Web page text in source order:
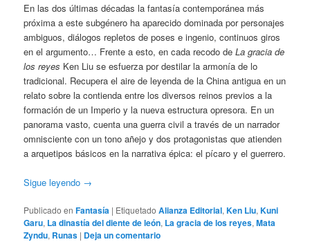
En las dos últimas décadas la fantasía contemporánea más
próxima a este subgénero ha aparecido dominada por personajes
ambiguos, diálogos repletos de poses e ingenio, continuos giros
en el argumento… Frente a esto, en cada recodo deLa gracia de
los reyes Ken Liu se esfuerza por destilar la armonía de lo
tradicional. Recupera el aire de leyenda de la China antigua en un
relato sobre la contienda entre los diversos reinos previos a la
formación de un Imperio y la nueva estructura opresora. En un
panorama vasto, cuenta una guerra civil a través de un narrador
omnisciente con un tono añejo y dos protagonistas que atienden
a arquetipos básicos en la narrativa épica: el pícaro y el guerrero.
Sigue leyendo →
Publicado en Fantasía | Etiquetado Alianza Editorial,Ken Liu,Kuni
Garu, La dinastía del diente de león, La gracia de los reyes,Mata
Zyndu, Runas | Deja un comentario